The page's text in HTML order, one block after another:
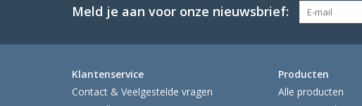
Meld je aan voor onze nieuwsbrief:
Klantenservice
Contact & Veelgestelde vragen
Producten
Alle producten